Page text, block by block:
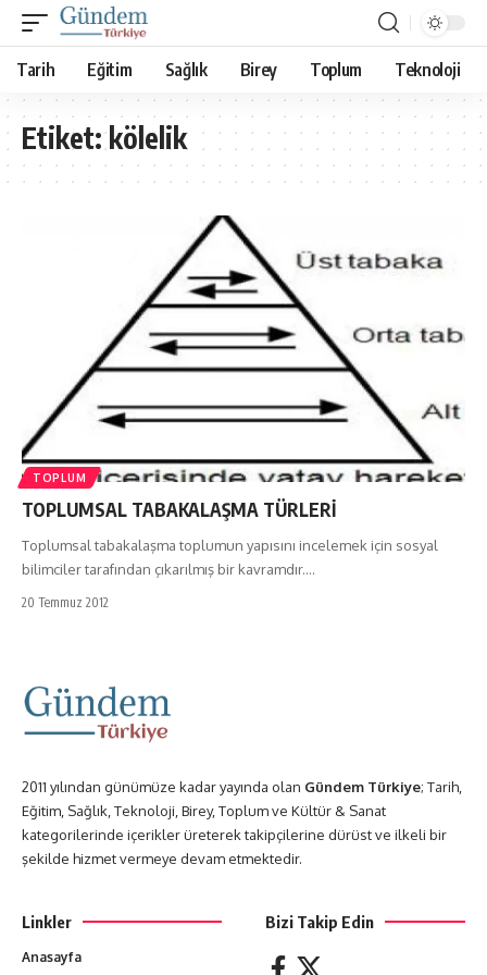
Tarih Eğitim Sağlık Birey Toplum Teknoloji
Etiket:kölelik
TOPLUM
TOPLUMSAL TABAKALAŞMA TÜRLERİ
Toplumsal tabakalaşma toplumun yapısını incelemek için sosyal
bilimciler tarafından çıkarılmış bir kavramdır.…
20 Temmuz 2012
2011 yılından günümüze kadar yayında olan Gündem Türkiye; Tarih,
Eğitim, Sağlık, Teknoloji, Birey, Toplum ve Kültür & Sanat
kategorilerinde içerikler üreterek takipçilerine dürüst ve ilkeli bir
şekilde hizmet vermeye devam etmektedir.
Linkler
Anasayfa
Bizi Takip Edin